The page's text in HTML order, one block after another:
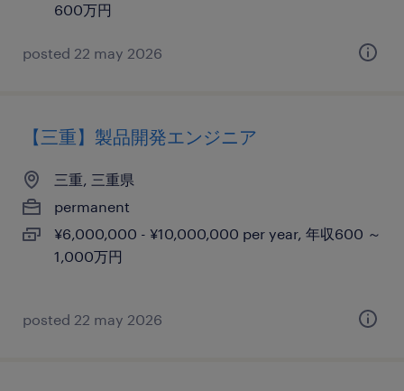
600万円
posted 22 may 2026
【三重】製品開発エンジニア
三重, 三重県
permanent
¥6,000,000 - ¥10,000,000 per year, 年収600 ～
1,000万円
posted 22 may 2026